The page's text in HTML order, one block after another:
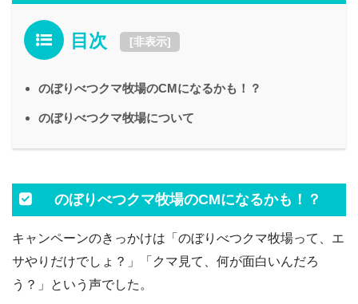
目次 [非表示]
のぼりべつクマ牧場のCMになるかも！？
のぼりべつクマ牧場について
のぼりべつクマ牧場のCMになるかも！？
キャンペーンのきっかけは「のぼりべつクマ牧場って、エ
サやりだけでしょ？」「クマ見て、何が面白いんだろ
う？」という声でした。